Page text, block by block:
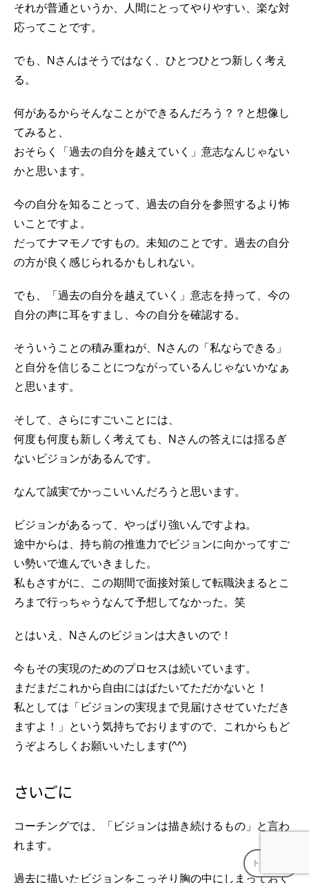
それが普通というか、人間にとってやりやすい、楽な対
応ってことです。
でも、Nさんはそうではなく、ひとつひとつ新しく考え
る。
何があるからそんなことができるんだろう？？と想像し
てみると、
おそらく「過去の自分を越えていく」意志なんじゃない
かと思います。
今の自分を知ることって、過去の自分を参照するより怖
いことですよ。
だってナマモノですもの。未知のことです。過去の自分
の方が良く感じられるかもしれない。
でも、「過去の自分を越えていく」意志を持って、今の
自分の声に耳をすまし、今の自分を確認する。
そういうことの積み重ねが、Nさんの「私ならできる」
と自分を信じることにつながっているんじゃないかなぁ
と思います。
そして、さらにすごいことには、
何度も何度も新しく考えても、Nさんの答えには揺るぎ
ないビジョンがあるんです。
なんて誠実でかっこいいんだろうと思います。
ビジョンがあるって、やっぱり強いんですよね。
途中からは、持ち前の推進力でビジョンに向かってすご
い勢いで進んでいきました。
私もさすがに、この期間で面接対策して転職決まるとこ
ろまで行っちゃうなんて予想してなかった。笑
とはいえ、Nさんのビジョンは大きいので！
今もその実現のためのプロセスは続いています。
まだまだこれから自由にはばたいてただかないと！
私としては「ビジョンの実現まで見届けさせていただき
ますよ！」という気持ちでおりますので、これからもど
うぞよろしくお願いいたします(^^)
さいごに
コーチングでは、「ビジョンは描き続けるもの」と言わ
れます。
過去に描いたビジョンをこっそり胸の中にしまっておく
トップへ